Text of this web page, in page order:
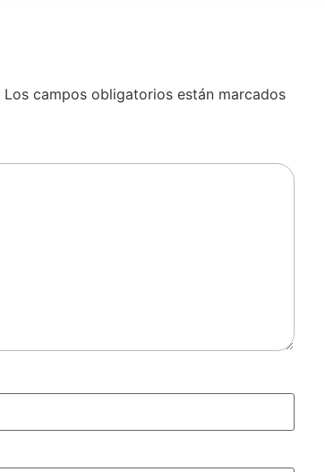
Los campos obligatorios están marcados